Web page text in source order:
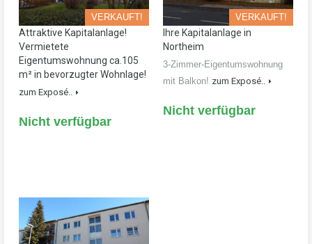
VERKAUFT!
Attraktive Kapitalanlage!
Vermietete
Eigentumswohnung ca.105
m² in bevorzugter Wohnlage!
zum Exposé..
Nicht verfügbar
VERKAUFT!
Ihre Kapitalanlage in
Northeim
3-Zimmer-Eigentumswohnung
mit Balkon! zum Exposé..
Nicht verfügbar